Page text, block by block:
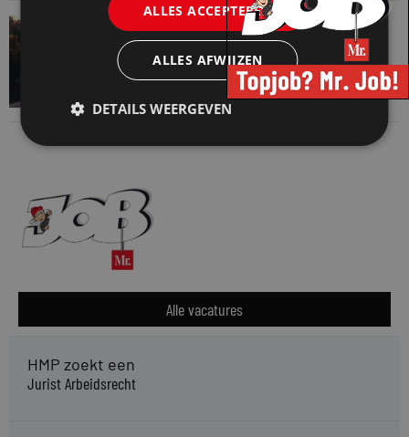
VAN ONZE KENNISPARTNERS
Waarom standaard carrièrepaden talent
kosten
Alle vacatures
HMP zoekt een
Jurist Arbeidsrecht
ALLES ACCEPTEREN
ALLES AFWIJZEN
DETAILS WEERGEVEN